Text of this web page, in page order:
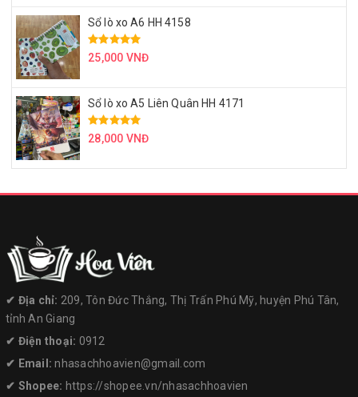
Sổ lò xo A6 HH 4158
25,000 VNĐ
Sổ lò xo A5 Liên Quân HH 4171
28,000 VNĐ
✔︎ Địa chỉ: 209, Tôn Đức Thắng, Thị Trấn Phú Mỹ, huyện Phú Tân,
tỉnh An Giang
✔︎ Điện thoại: 0912
✔︎ Email:nhasachhoavien@gmail.com
✔︎ Shopee: https://shopee.vn/nhasachhoavien